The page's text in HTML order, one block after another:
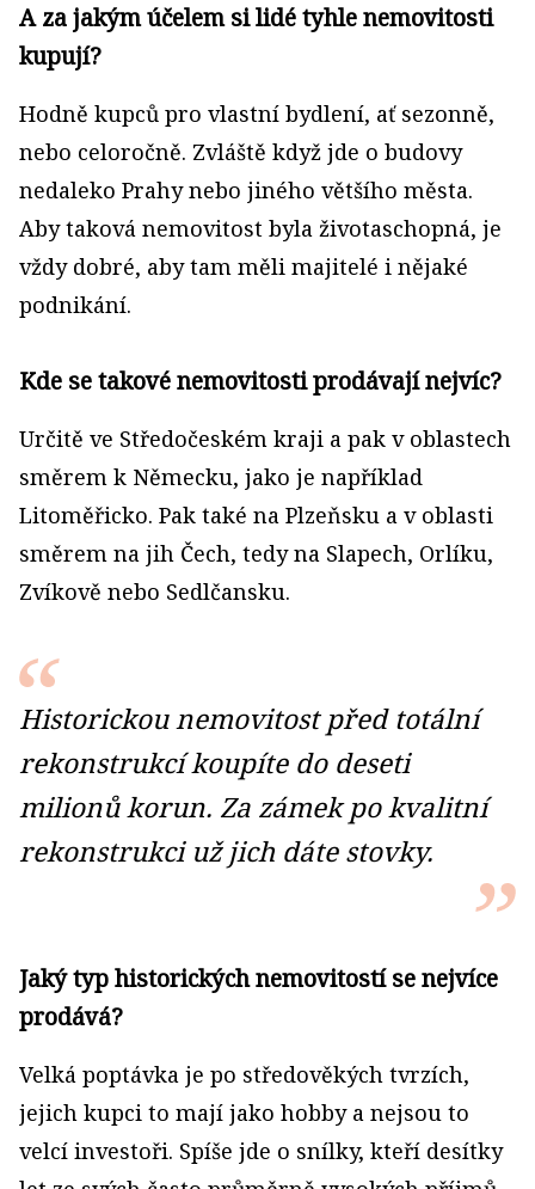
A za jakým účelem si lidé tyhle nemovitosti
kupují?
Hodně kupců pro vlastní bydlení, ať sezonně,
nebo celoročně. Zvláště když jde o budovy
nedaleko Prahy nebo jiného většího města.
Aby taková nemovitost byla životaschopná, je
vždy dobré, aby tam měli majitelé i nějaké
podnikání.
Kde se takové nemovitosti prodávají nejvíc?
Určitě ve Středočeském kraji a pak v oblastech
směrem k Německu, jako je například
Litoměřicko. Pak také na Plzeňsku a v oblasti
směrem na jih Čech, tedy na Slapech, Orlíku,
Zvíkově nebo Sedlčansku.
Historickou nemovitost před totální
rekonstrukcí koupíte do deseti
milionů korun. Za zámek po kvalitní
rekonstrukci už jich dáte stovky.
Jaký typ historických nemovitostí se nejvíce
prodává?
Velká poptávka je po středověkých tvrzích,
jejich kupci to mají jako hobby a nejsou to
velcí investoři. Spíše jde o snílky, kteří desítky